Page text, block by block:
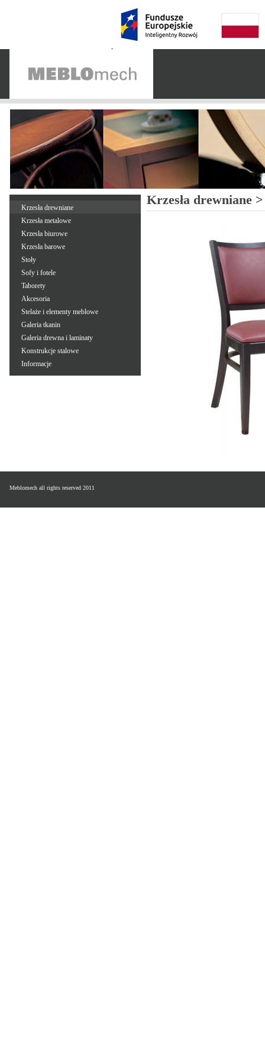
Krzesła drewniane
Krzesła metalowe
Krzesła biurowe
Krzesła barowe
Stoły
Sofy i fotele
Taborety
Akcesoria
Stelaże i elementy meblowe
Galeria tkanin
Galeria drewna i laminaty
Konstrukcje stalowe
Informacje
Krzesła drewniane
Meblomech all rights reserved 2011